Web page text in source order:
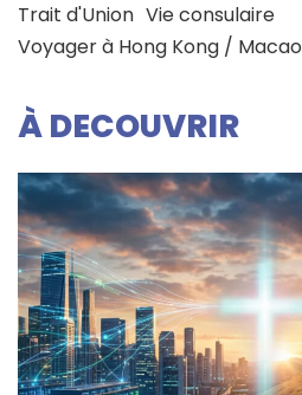
Trait d'Union Vie consulaire
Voyager à Hong Kong / Macao
À DECOUVRIR